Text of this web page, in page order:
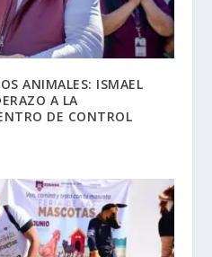
ANIMALES: ISMAEL
A LA
DE CONTROL